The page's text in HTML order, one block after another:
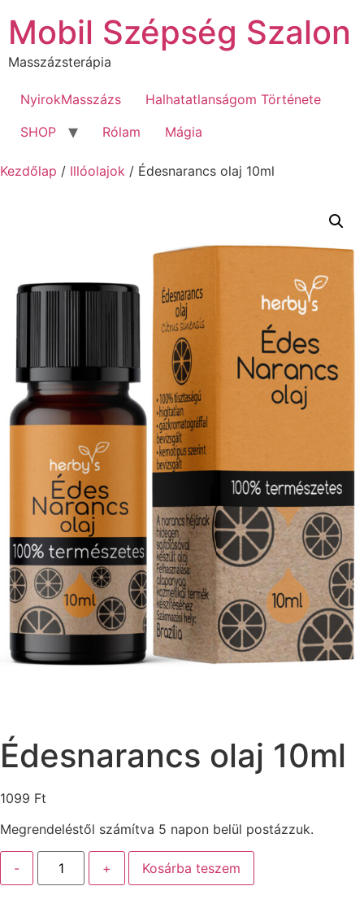
Mobil Szépség Szalon
Masszázsterápia
NyirokMasszázs
Halhatatlanságom Története
SHOP
Rólam Mágia
Kezdőlap / Illóolajok / Édesnarancs olaj 10ml
Édesnarancs olaj 10ml
1099 Ft
Megrendeléstől számítva 5 napon belül postázzuk.
- + Kosárba teszem